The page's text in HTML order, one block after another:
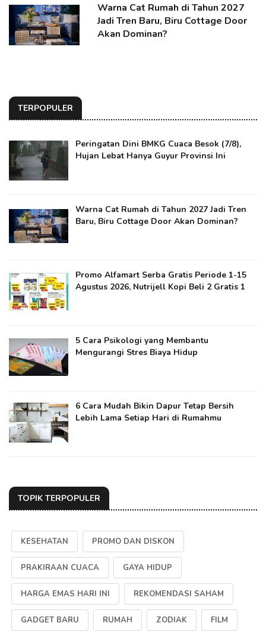
Warna Cat Rumah di Tahun 2027
Jadi Tren Baru, Biru Cottage Door
Akan Dominan?
TERPOPULER
Peringatan Dini BMKG Cuaca Besok (7/8),
Hujan Lebat Hanya Guyur Provinsi Ini
Warna Cat Rumah di Tahun 2027 Jadi Tren
Baru, Biru Cottage Door Akan Dominan?
Promo Alfamart Serba Gratis Periode 1-15
Agustus 2026, Nutrijell Kopi Beli 2 Gratis 1
5 Cara Psikologi yang Membantu
Mengurangi Stres Biaya Hidup
6 Cara Mudah Bikin Dapur Tetap Bersih
Lebih Lama Setiap Hari di Rumahmu
TOPIK TERPOPULER
KESEHATAN PROMO DAN DISKON
PRAKIRAAN CUACA GAYA HIDUP
HARGA EMAS HARI INI REKOMENDASI SAHAM
GADGET BARU RUMAH ZODIAK FILM